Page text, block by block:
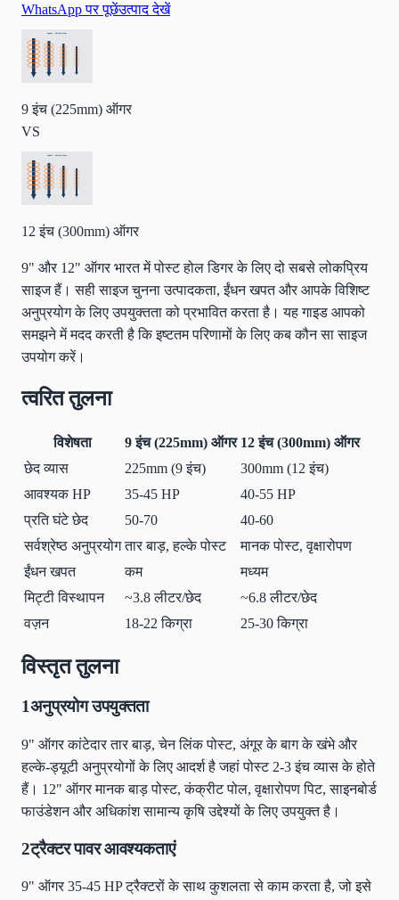
WhatsApp पर पूछेंउत्पाद देखें
9 इंच (225mm) ऑगर
VS
12 इंच (300mm) ऑगर
9" और 12" ऑगर भारत में पोस्ट होल डिगर के लिए दो सबसे लोकप्रिय
साइज हैं। सही साइज चुनना उत्पादकता, ईंधन खपत और आपके विशिष्ट
अनुप्रयोग के लिए उपयुक्तता को प्रभावित करता है। यह गाइड आपको
समझने में मदद करती है कि इष्टतम परिणामों के लिए कब कौन सा साइज
उपयोग करें।
त्वरित तुलना
विशेषता 9 इंच (225mm) ऑगर 12 इंच (300mm) ऑगर
छेद व्यास
225mm (9 इंच)
300mm (12 इंच)
आवश्यक HP
35-45 HP
40-55 HP
प्रति घंटे छेद
50-70
40-60
सर्वश्रेष्ठ अनुप्रयोग तार बाड़, हल्के पोस्ट
मानक पोस्ट, वृक्षारोपण
ईंधन खपत
कम
मध्यम
मिट्टी विस्थापन
~3.8 लीटर/छेद
~6.8 लीटर/छेद
वज़न
18-22 किग्रा 25-30 किग्रा
विस्तृत तुलना
1अनुप्रयोग उपयुक्तता
9" ऑगर कांटेदार तार बाड़, चेन लिंक पोस्ट, अंगूर के बाग के खंभे और
हल्के-ड्यूटी अनुप्रयोगों के लिए आदर्श है जहां पोस्ट 2-3 इंच व्यास के होते
हैं। 12" ऑगर मानक बाड़ पोस्ट, कंक्रीट पोल, वृक्षारोपण पिट, साइनबोर्ड
फाउंडेशन और अधिकांश सामान्य कृषि उद्देश्यों के लिए उपयुक्त है।
2ट्रैक्टर पावर आवश्यकताएं
9" ऑगर 35-45 HP ट्रैक्टरों के साथ कुशलता से काम करता है, जो इसे